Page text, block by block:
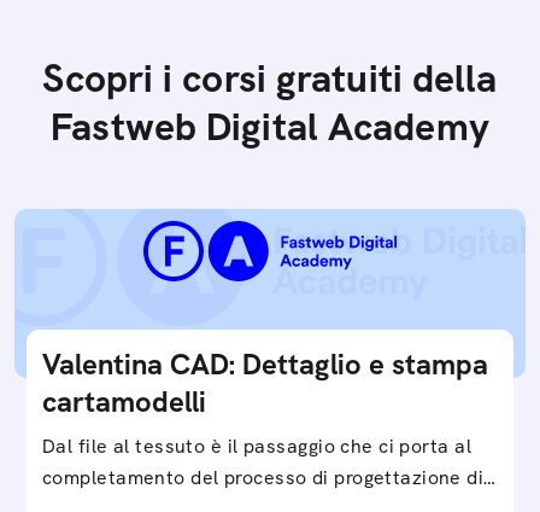
Scopri i corsi gratuiti della
Fastweb Digital Academy
Valentina CAD: Dettaglio e stampa
cartamodelli
Dal file al tessuto è il passaggio che ci porta al
completamento del processo di progettazione di